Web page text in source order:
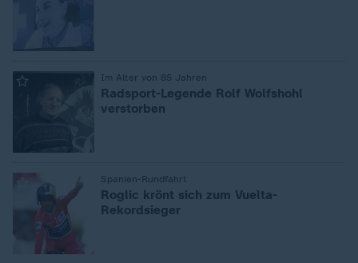
Im Alter von 85 Jahren
Radsport-Legende Rolf Wolfshohl
verstorben
Spanien-Rundfahrt
Roglic krönt sich zum Vuelta-
Rekordsieger